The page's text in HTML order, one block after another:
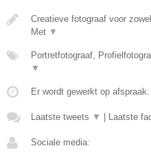
Creatieve fotograaf voor
Met ▼
Portretfotograaf,
▼
Er wordt gewerkt op afspraak.
Laatste tweets ▼ | Laatste
Sociale media: